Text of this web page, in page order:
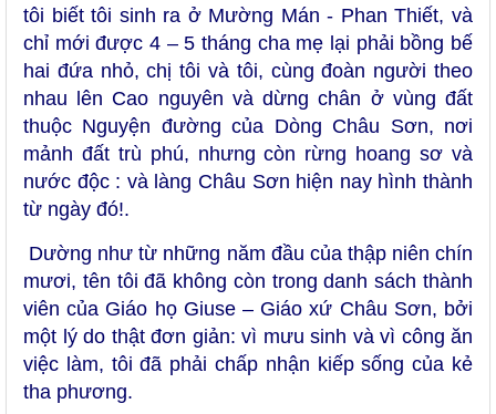
tôi biết tôi sinh ra ở Mường Mán - Phan Thiết, và
chỉ mới được 4 – 5 tháng cha mẹ lại phải bồng bế
hai đứa nhỏ, chị tôi và tôi, cùng đoàn người theo
nhau lên Cao nguyên và dừng chân ở vùng đất
thuộc Nguyện đường của Dòng Châu Sơn, nơi
mảnh đất trù phú, nhưng còn rừng hoang sơ và
nước độc : và làng Châu Sơn hiện nay hình thành
từ ngày đó!.
Dường như từ những năm đầu của thập niên chín
mươi, tên tôi đã không còn trong danh sách thành
viên của Giáo họ Giuse – Giáo xứ Châu Sơn, bởi
một lý do thật đơn giản: vì mưu sinh và vì công ăn
việc làm, tôi đã phải chấp nhận kiếp sống của kẻ
tha phương.